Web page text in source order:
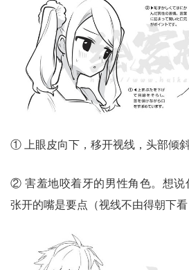
① 上眼皮向下，移开视线，头部倾斜
② 害羞地咬着牙的男性角色。想说
张开的嘴是要点（视线不由得朝下看